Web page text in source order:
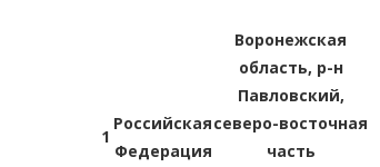
1
Российская
Федерация
Воронежская
область, р-н
Павловский,
северо-восточная
часть